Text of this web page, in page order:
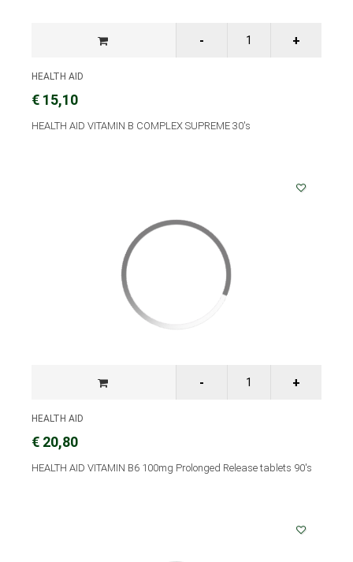
HEALTH AID
€ 15,10
HEALTH AID VITAMIN B COMPLEX SUPREME 30's
HEALTH AID
€ 20,80
HEALTH AID VITAMIN B6 100mg Prolonged Release tablets 90's